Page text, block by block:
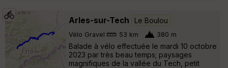
Arles-sur-Tech Le Boulou
Vélo Gravel 53 km 380 m
Balade à vélo effectuée le mardi 10 octobre
2023 par très beau temps; paysages
magnifiques de la vallée du Tech, petit